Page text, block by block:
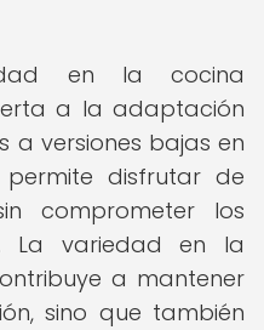
en la cocina
a la adaptación
a versiones bajas en
disfrutar de
comprometer los
La variedad en la
a mantener
sino que también